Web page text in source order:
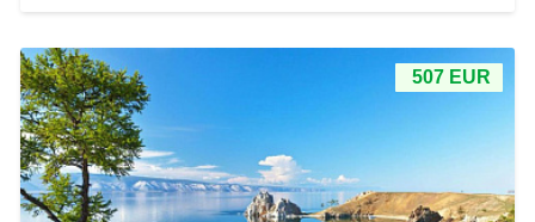
507 EUR